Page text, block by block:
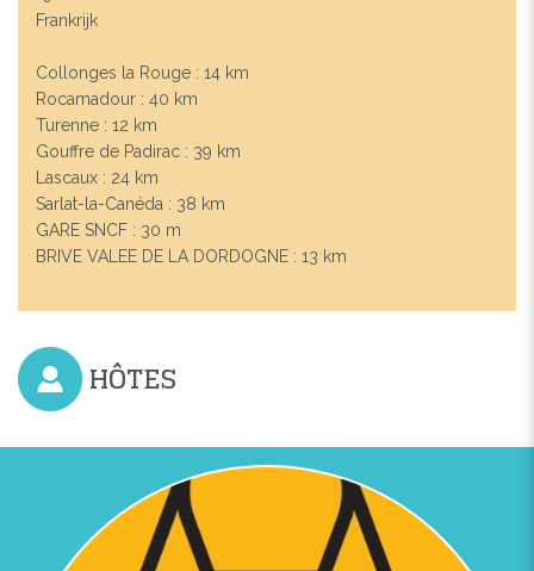
Frankrijk
Collonges la Rouge : 14 km
Rocamadour : 40 km
Turenne : 12 km
Gouffre de Padirac : 39 km
Lascaux : 24 km
Sarlat-la-Canéda : 38 km
GARE SNCF : 30 m
BRIVE VALEE DE LA DORDOGNE : 13 km
HÔTES